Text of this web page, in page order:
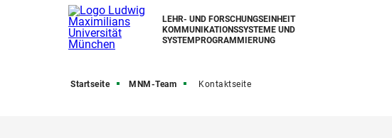
LEHR- UND FORSCHUNGSEINHEIT
KOMMUNIKATIONSSYSTEME UND
SYSTEMPROGRAMMIERUNG
Startseite MNM-Team Kontaktseite